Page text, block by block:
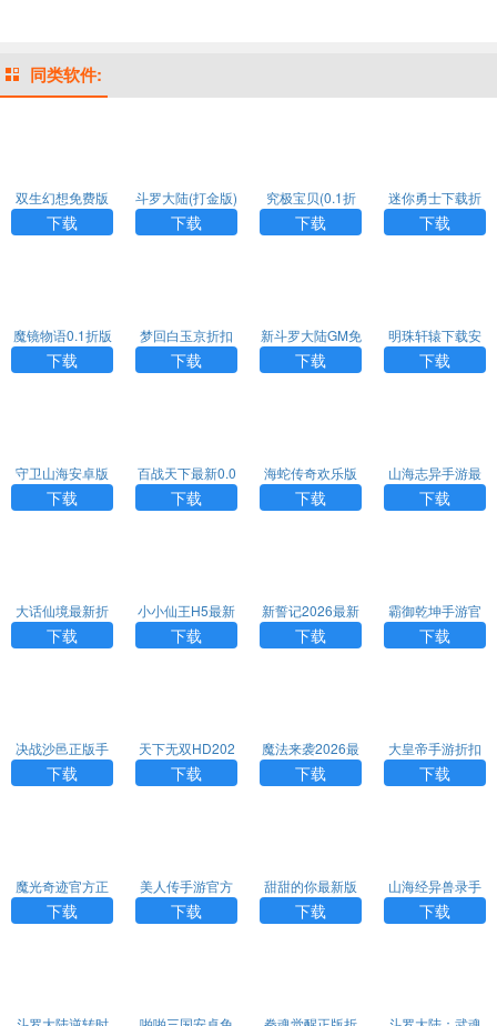
同类软件:
双生幻想免费版
下载
斗罗大陆(打金版)
下载
究极宝贝(0.1折
超究破限)
下载
迷你勇士下载折
扣版
下载
魔镜物语0.1折版
下载
梦回白玉京折扣
版
下载
新斗罗大陆GM免
费版
下载
明珠轩辕下载安
卓版
下载
守卫山海安卓版
下载
百战天下最新0.0
5折版
下载
海蛇传奇欢乐版
最新变态版
下载
山海志异手游最
新H5
下载
大话仙境最新折
扣版
下载
小小仙王H5最新
版手游
下载
新誓记2026最新
版
下载
霸御乾坤手游官
方版
下载
决战沙邑正版手
游
下载
天下无双HD202
6最新版
下载
魔法来袭2026最
新折扣版
下载
大皇帝手游折扣
版
下载
魔光奇迹官方正
版
下载
美人传手游官方
版
下载
甜甜的你最新版
H5
下载
山海经异兽录手
游正版H5
下载